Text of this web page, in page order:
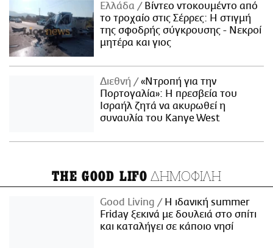
Ελλάδα
Βίντεο ντοκουμέντο από
το τροχαίο στις Σέρρες: Η στιγμή
της σφοδρής σύγκρουσης - Νεκροί
μητέρα και γιος
Διεθνή
«Ντροπή για την
Πορτογαλία»: Η πρεσβεία του
Ισραήλ ζητά να ακυρωθεί η
συναυλία του Kanye West
THE GOOD LIFO ΔΗΜΟΦΙΛΗ
Good Living
Η ιδανική summer
Friday ξεκινά με δουλειά στο σπίτι
και καταλήγει σε κάποιο νησί